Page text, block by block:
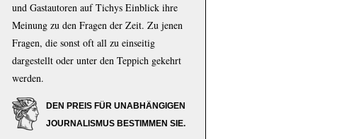
und Gastautoren auf Tichys Einblick ihre
Meinung zu den Fragen der Zeit. Zu jenen
Fragen, die sonst oft all zu einseitig
dargestellt oder unter den Teppich gekehrt
werden.
DEN PREIS FÜR UNABHÄNGIGEN
JOURNALISMUS BESTIMMEN SIE.